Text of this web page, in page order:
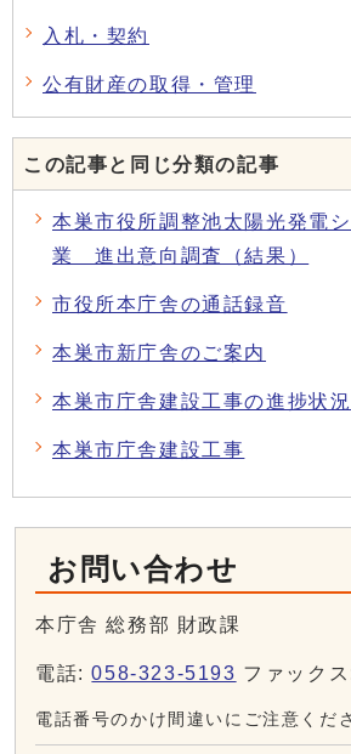
入札・契約
公有財産の取得・管理
この記事と同じ分類の記事
本巣市役所調整池太陽光発電
業 進出意向調査（結果）
市役所本庁舎の通話録音
本巣市新庁舎のご案内
本巣市庁舎建設工事の進捗状況
本巣市庁舎建設工事
お問い合わせ
本庁舎 総務部 財政課
電話:058-323-5193 ファック
電話番号のかけ間違いにご注意くだ